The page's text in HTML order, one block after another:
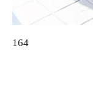
164